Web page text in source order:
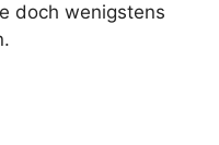
doch wenigstens